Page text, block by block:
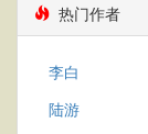
热门作者
李白
陆游